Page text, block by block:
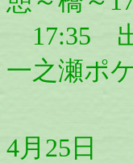
17:35
一之瀬ポ
4月25日